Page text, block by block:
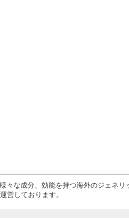
な成分、効能を持つ海外のジェネ
営しております。